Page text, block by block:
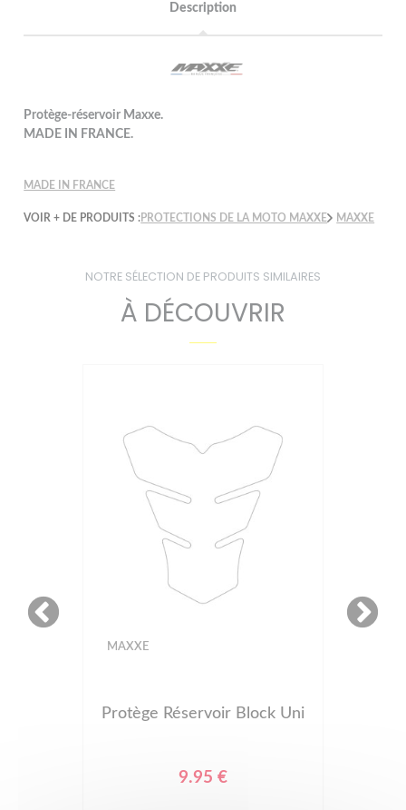
Description
Protège-réservoir Maxxe.
MADE IN FRANCE.
MADE IN FRANCE
VOIR + DE PRODUITS :PROTECTIONS DE LA MOTO MAXXE MAXXE
NOTRE SÉLECTION DE PRODUITS SIMILAIRES
À DÉCOUVRIR
MAXXE
Protège Réservoir Block Uni
9.95 €